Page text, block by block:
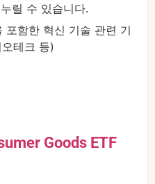
릴 수 있습니다.
포함한 혁신 기술 관련 기
테크 등)
Goods ETF